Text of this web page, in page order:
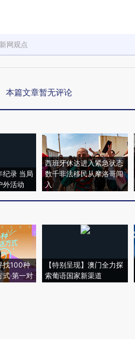
网观点
本篇文章暂无评论
纪录 当局
外活动
西班牙休达进入紧急状态
数千非法移民从摩洛哥闯
入
找100种
·第一对
【特别呈现】澳门全力探
索葡语国家新渠道